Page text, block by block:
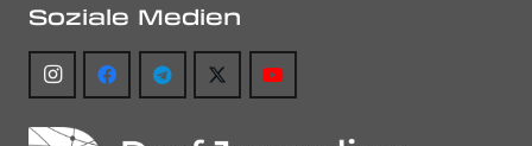
Soziale Medien